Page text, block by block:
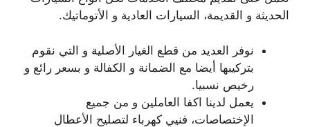
الحديثة و القديمة، السيارات العادية و الأتوماتيك.
نوفر العديد من قطع الغيار الأصلية و التي نقوم
بتركيبها أيضا مع الضمانة و الكفالة و بسعر رائع و
رخيص نسبيا.
يعمل لدينا اكفا العاملين و من جميع
الإختصاصات، فنيي كهرباء لتصليح الأعطال